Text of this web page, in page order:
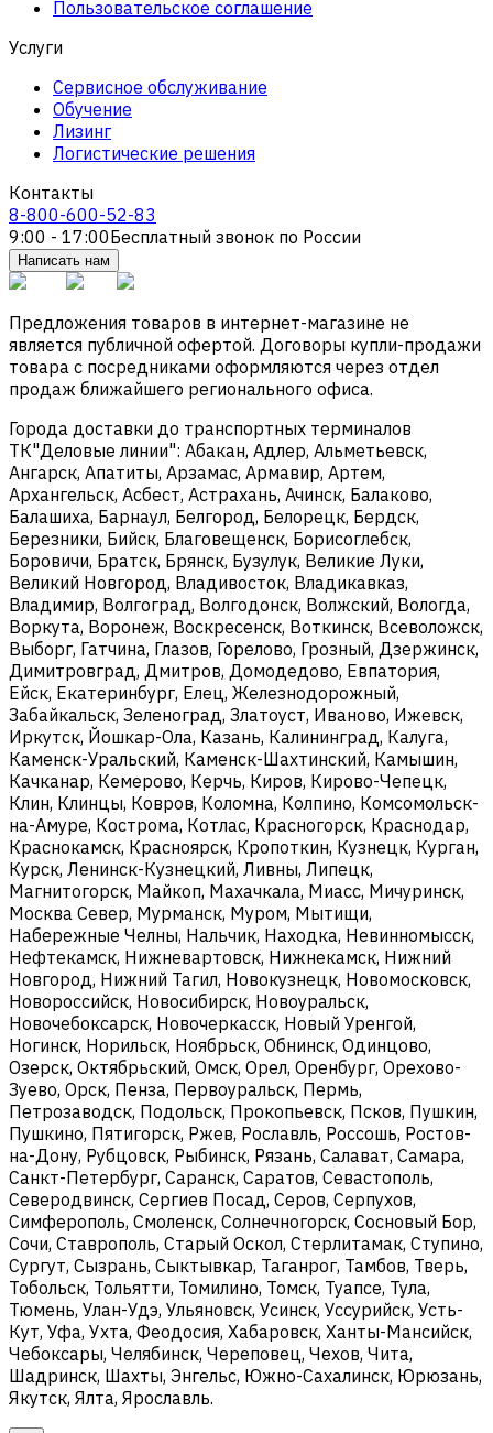
Пользовательское соглашение
Услуги
Сервисное обслуживание
Обучение
Лизинг
Логистические решения
Контакты
8-800-600-52-83
9:00 - 17:00Бесплатный звонок по России
Написать нам
Предложения товаров в интернет-магазине не
является публичной офертой. Договоры купли-продажи
товара с посредниками оформляются через отдел
продаж ближайшего регионального офиса.
Города доставки до транспортных терминалов
ТК"Деловые линии": Абакан, Адлер, Альметьевск,
Ангарск, Апатиты, Арзамас, Армавир, Артем,
Архангельск, Асбест, Астрахань, Ачинск, Балаково,
Балашиха, Барнаул, Белгород, Белорецк, Бердск,
Березники, Бийск, Благовещенск, Борисоглебск,
Боровичи, Братск, Брянск, Бузулук, Великие Луки,
Великий Новгород, Владивосток, Владикавказ,
Владимир, Волгоград, Волгодонск, Волжский, Вологда,
Воркута, Воронеж, Воскресенск, Воткинск, Всеволожск,
Выборг, Гатчина, Глазов, Горелово, Грозный, Дзержинск,
Димитровград, Дмитров, Домодедово, Евпатория,
Ейск, Екатеринбург, Елец, Железнодорожный,
Забайкальск, Зеленоград, Златоуст, Иваново, Ижевск,
Иркутск, Йошкар-Ола, Казань, Калининград, Калуга,
Каменск-Уральский, Каменск-Шахтинский, Камышин,
Качканар, Кемерово, Керчь, Киров, Кирово-Чепецк,
Клин, Клинцы, Ковров, Коломна, Колпино, Комсомольск-
на-Амуре, Кострома, Котлас, Красногорск, Краснодар,
Краснокамск, Красноярск, Кропоткин, Кузнецк, Курган,
Курск, Ленинск-Кузнецкий, Ливны, Липецк,
Магнитогорск, Майкоп, Махачкала, Миасс, Мичуринск,
Москва Север, Мурманск, Муром, Мытищи,
Набережные Челны, Нальчик, Находка, Невинномысск,
Нефтекамск, Нижневартовск, Нижнекамск, Нижний
Новгород, Нижний Тагил, Новокузнецк, Новомосковск,
Новороссийск, Новосибирск, Новоуральск,
Новочебоксарск, Новочеркасск, Новый Уренгой,
Ногинск, Норильск, Ноябрьск, Обнинск, Одинцово,
Озерск, Октябрьский, Омск, Орел, Оренбург, Орехово-
Зуево, Орск, Пенза, Первоуральск, Пермь,
Петрозаводск, Подольск, Прокопьевск, Псков, Пушкин,
Пушкино, Пятигорск, Ржев, Рославль, Россошь, Ростов-
на-Дону, Рубцовск, Рыбинск, Рязань, Салават, Самара,
Санкт-Петербург, Саранск, Саратов, Севастополь,
Северодвинск, Сергиев Посад, Серов, Серпухов,
Симферополь, Смоленск, Солнечногорск, Сосновый Бор,
Сочи, Ставрополь, Старый Оскол, Стерлитамак, Ступино,
Сургут, Сызрань, Сыктывкар, Таганрог, Тамбов, Тверь,
Тобольск, Тольятти, Томилино, Томск, Туапсе, Тула,
Тюмень, Улан-Удэ, Ульяновск, Усинск, Уссурийск, Усть-
Кут, Уфа, Ухта, Феодосия, Хабаровск, Ханты-Мансийск,
Чебоксары, Челябинск, Череповец, Чехов, Чита,
Шадринск, Шахты, Энгельс, Южно-Сахалинск, Юрюзань,
Якутск, Ялта, Ярославль.